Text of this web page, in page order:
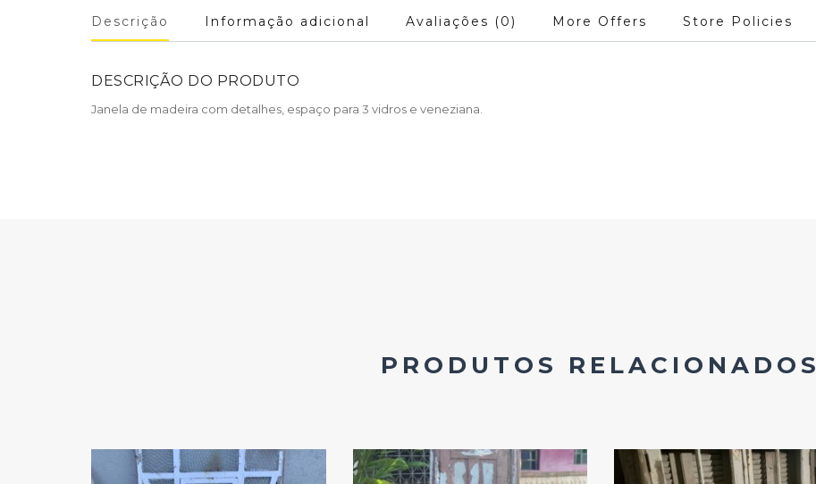
Descrição Informação adicional Avaliações (0) More Offers Store Policies
DESCRIÇÃO DO PRODUTO
Janela de madeira com detalhes, espaço para 3 vidros e veneziana.
PRODUTOS RELACIONADOS